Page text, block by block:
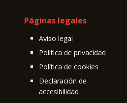
Páginas legales
Aviso legal
Política de privacidad
Política de cookies
Declaración de
accesibilidad